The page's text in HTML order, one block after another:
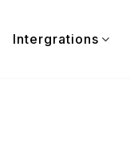
Intergrations